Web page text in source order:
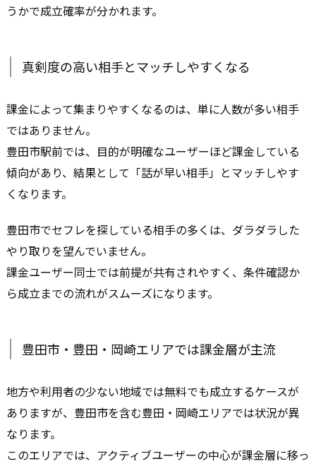
うかで成立確率が分かれます。
真剣度の高い相手とマッチしやすくなる
課金によって集まりやすくなるのは、単に人数が多い相手
ではありません。
豊田市駅前では、目的が明確なユーザーほど課金している
傾向があり、結果として「話が早い相手」とマッチしやす
くなります。
豊田市でセフレを探している相手の多くは、ダラダラした
やり取りを望んでいません。
課金ユーザー同士では前提が共有されやすく、条件確認か
ら成立までの流れがスムーズになります。
豊田市・豊田・岡崎エリアでは課金層が主流
地方や利用者の少ない地域では無料でも成立するケースが
ありますが、豊田市を含む豊田・岡崎エリアでは状況が異
なります。
このエリアでは、アクティブユーザーの中心が課金層に移っ